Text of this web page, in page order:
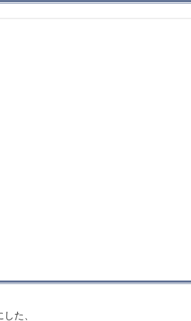
た、